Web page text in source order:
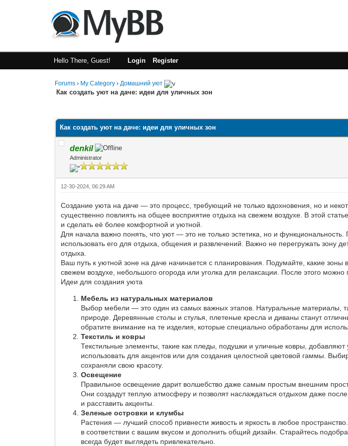
Hello There, Guest! Login Register
Forums › My Category ›Домашний уют
Как создать уют на даче: идеи для уличных зон
Как создать уют на даче: идеи для уличных зон
denkil
Administrator
12-30-2024, 06:29 AM
Создание уюта на даче — это процесс, требующий не только вдохновения, но и
существенно повлиять на общее восприятие отдыха на свежем воздухе. В этой
и сделать её более комфортной и уютной.
Для начала важно понять, что уют — это не только эстетика, но и
использовать его для отдыха, общения и развлечений. Важно не перегружать зону
отдыха.
Ваш путь к уютной зоне на даче начинается с планирования. Подумайте, какие
свежем воздухе, небольшого огорода или уголка для релаксации. После этого
Идеи для создания уюта
Мебель из натуральных материалов
Выбор мебели — это один из самых важных этапов. Натуральные материалы,
природе. Деревянные столы и стулья, плетеные кресла и диваны станут
обратите внимание на те изделия, которые специально обработаны для
Текстиль и ковры
Текстильные элементы, такие как пледы, подушки и уличные ковры,
использовать для акцентов или для создания целостной цветовой гаммы.
сохраняли свою красоту.
Освещение
Правильное освещение дарит волшебство даже самым простым внешним
Они создадут теплую атмосферу и позволят наслаждаться отдыхом даже
и расставить акценты.
Зеленые островки и клумбы
Растения — лучший способ привнести живость и яркость в любое
в соответствии с вашим вкусом и дополнить общий дизайн. Старайтесь
всегда будет выглядеть привлекательно.